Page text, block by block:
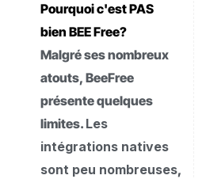
Pourquoi c'est PAS
bien BEE Free?
Malgré ses nombreux
atouts, BeeFree
présente quelques
limites. Les
intégrations natives
sont peu nombreuses,